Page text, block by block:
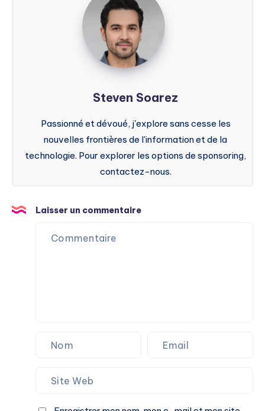
Soarez
Steven Soarez
Passionné et dévoué, j'explore sans cesse les
nouvelles frontières de l'information et de la
technologie. Pour explorer les options de sponsoring,
contactez-nous.
Laisser un commentaire